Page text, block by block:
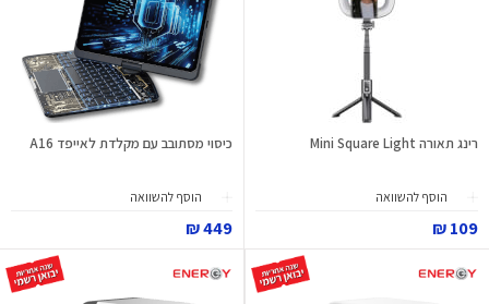
רינג תאורה Mini Square Light
הוסף להשוואה
109 ₪
כיסוי מסתובב עם מקלדת לאייפד A16
הוסף להשוואה
449 ₪